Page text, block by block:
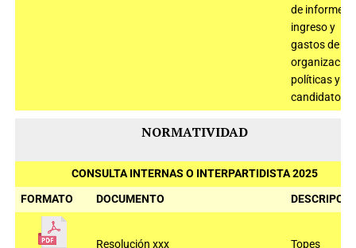
de informe
ingreso y
gastos de
políticas y
candidatos
NORMATIVIDAD
CONSULTA INTERNAS O INTERPARTIDISTA 2025
FORMATO
DOCUMENTO
Resolución xxx Topes